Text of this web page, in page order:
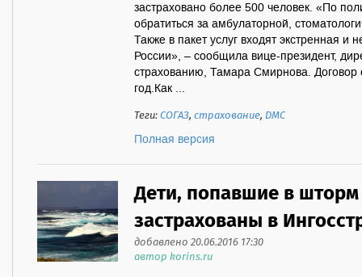
застраховано более 500 человек. «По
обратиться за амбулаторной,
Также в пакет услуг входят экстренная
России», – сообщила вице-президент,
страхованию, Тамара Смирнова. Договор
год.Как ...
Теги:СОГАЗ,страхование, ДМС
Полная версия
Дети, попавшие в
застрахованы в
добавлено 20.06.2016 17:30
автор korins.ru